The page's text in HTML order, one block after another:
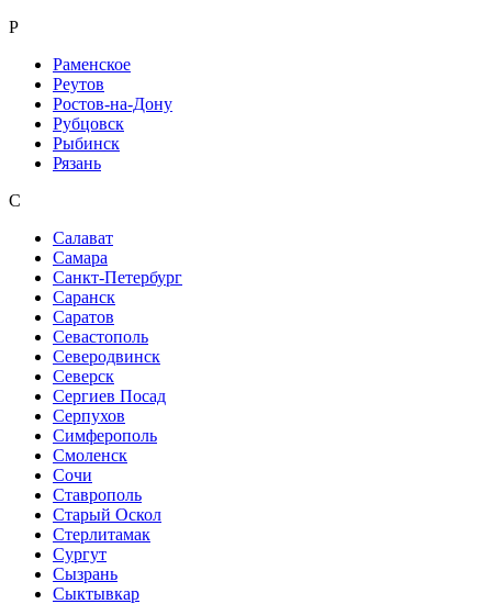
Р
Раменское
Реутов
Ростов-на-Дону
Рубцовск
Рыбинск
Рязань
С
Салават
Самара
Санкт-Петербург
Саранск
Саратов
Севастополь
Северодвинск
Северск
Сергиев Посад
Серпухов
Симферополь
Смоленск
Сочи
Ставрополь
Старый Оскол
Стерлитамак
Сургут
Сызрань
Сыктывкар